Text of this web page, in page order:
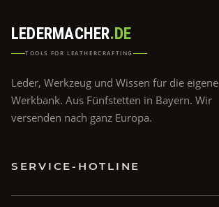
LEDERMACHER.DE
TOOLS FOR LEATHERCRAFTING
Leder, Werkzeug und Wissen für die eigene
Werkbank. Aus Fünfstetten in Bayern. Wir
versenden nach ganz Europa.
SERVICE-HOTLINE